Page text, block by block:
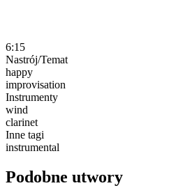
6:15
Nastrój/Temat
happy
improvisation
Instrumenty
wind
clarinet
Inne tagi
instrumental
Podobne utwory